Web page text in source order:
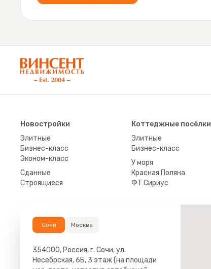
АН «Винсент Недвижимость»
Новостройки
Элитные
Бизнес-класс
Эконом-класс
Сданные
Строящиеся
Коттеджные посёлки
Элитные
Бизнес-класс
У моря
Красная Поляна
ФТ Сириус
Сочи Москва
354000, Россия, г. Сочи, ул.
Несебрская, 6Б, 3 этаж (на площади